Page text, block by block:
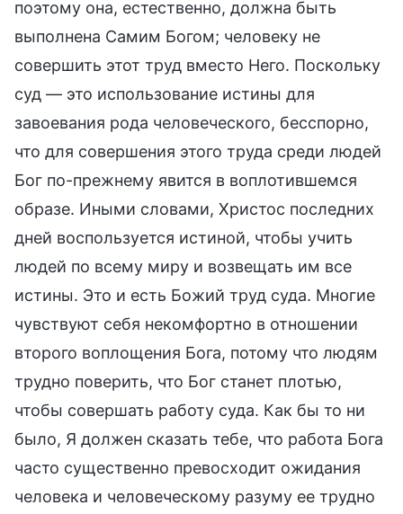
поэтому она, естественно, должна быть
выполнена Самим Богом; человеку не
совершить этот труд вместо Него. Поскольку
суд — это использование истины для
завоевания рода человеческого, бесспорно,
что для совершения этого труда среди людей
Бог по-прежнему явится в воплотившемся
образе. Иными словами, Христос последних
дней воспользуется истиной, чтобы учить
людей по всему миру и возвещать им все
истины. Это и есть Божий труд суда. Многие
чувствуют себя некомфортно в отношении
второго воплощения Бога, потому что людям
трудно поверить, что Бог станет плотью,
чтобы совершать работу суда. Как бы то ни
было, Я должен сказать тебе, что работа Бога
часто существенно превосходит ожидания
человека и человеческому разуму ее трудно